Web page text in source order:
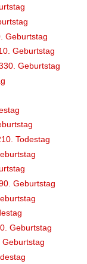
Geburtstag
Geburtstag
Geburtstag
Todestag
Geburtstag
Geburtstag